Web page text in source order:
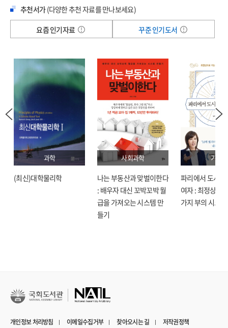
추천서가(다양한 추천 자료를 만나보세요)
요즘 인기자료
꾸준 인기도서
과학
(최신)대학물리학
사회과학
나는 부동산과 맞벌이한다
: 배우자 대신 꼬박꼬박 월
급을 가져오는 시스템 만
들기
기술
파리에서 도시락
여자 : 최정상으
가지 부의 시크릿
개인정보 처리방침 이메일수집거부 찾아오시는 길 저작권정책